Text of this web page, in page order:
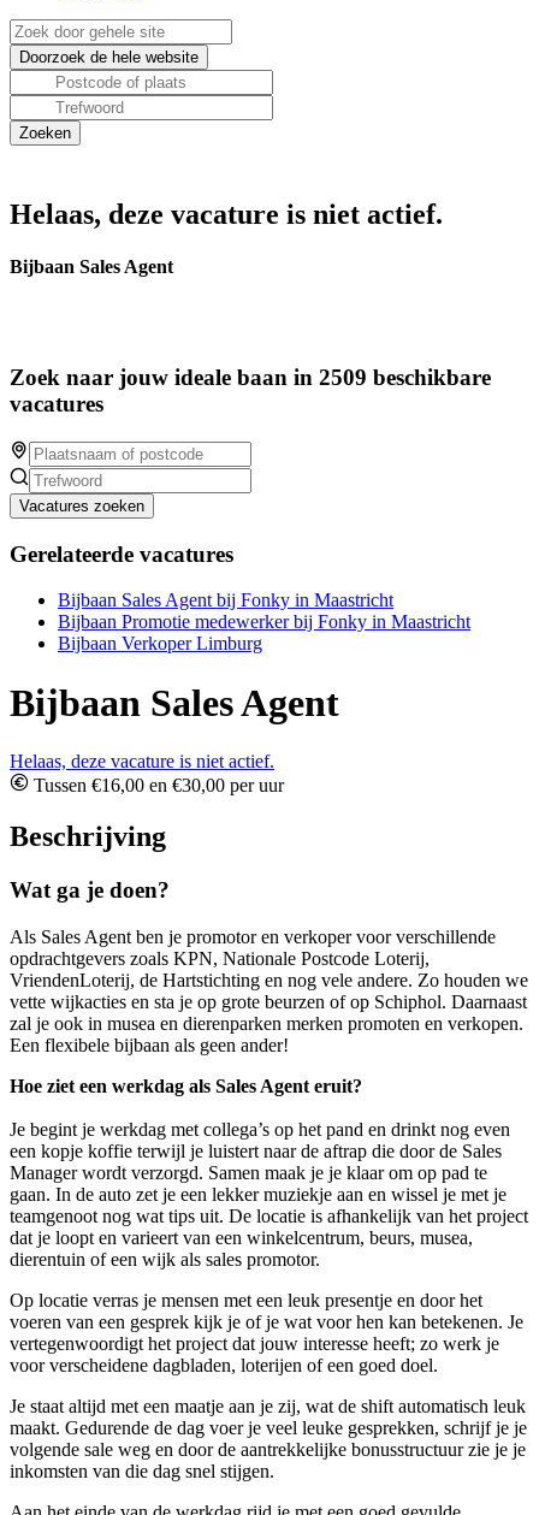
Helaas, deze vacature is niet actief.
Bijbaan Sales Agent
Zoek naar jouw ideale baan in 2509 beschikbare
vacatures
Vacatures zoeken
Gerelateerde vacatures
Bijbaan Sales Agent bij Fonky in Maastricht
Bijbaan Promotie medewerker bij Fonky in Maastricht
Bijbaan Verkoper Limburg
Bijbaan Sales Agent
Helaas, deze vacature is niet actief.
Tussen €16,00 en €30,00 per uur
Beschrijving
Wat ga je doen?
Als Sales Agent ben je promotor en verkoper voor verschillende
opdrachtgevers zoals KPN, Nationale Postcode Loterij,
VriendenLoterij, de Hartstichting en nog vele andere. Zo houden we
vette wijkacties en sta je op grote beurzen of op Schiphol. Daarnaast
zal je ook in musea en dierenparken merken promoten en verkopen.
Een flexibele bijbaan als geen ander!
Hoe ziet een werkdag als Sales Agent eruit?
Je begint je werkdag met collega’s op het pand en drinkt nog even
een kopje koffie terwijl je luistert naar de aftrap die door de Sales
Manager wordt verzorgd. Samen maak je je klaar om op pad te
gaan. In de auto zet je een lekker muziekje aan en wissel je met je
teamgenoot nog wat tips uit. De locatie is afhankelijk van het project
dat je loopt en varieert van een winkelcentrum, beurs, musea,
dierentuin of een wijk als sales promotor.
Op locatie verras je mensen met een leuk presentje en door het
voeren van een gesprek kijk je of je wat voor hen kan betekenen. Je
vertegenwoordigt het project dat jouw interesse heeft; zo werk je
voor verscheidene dagbladen, loterijen of een goed doel.
Je staat altijd met een maatje aan je zij, wat de shift automatisch leuk
maakt. Gedurende de dag voer je veel leuke gesprekken, schrijf je je
volgende sale weg en door de aantrekkelijke bonusstructuur zie je je
inkomsten van die dag snel stijgen.